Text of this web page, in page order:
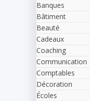
Banques
Bâtiment
Beauté
Cadeaux
Coaching
Communication
Comptables
Décoration
Écoles